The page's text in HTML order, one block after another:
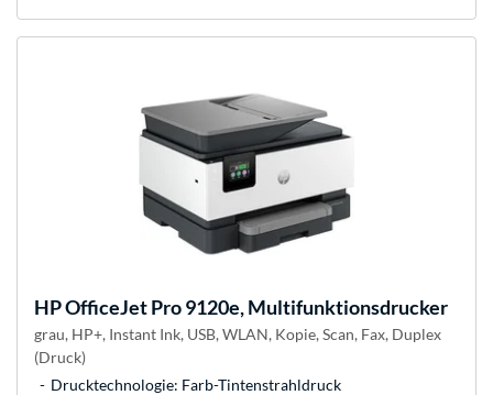
HPOfficeJet Pro 9120e, Multifunktionsdrucker
grau, HP+, Instant Ink, USB, WLAN, Kopie, Scan, Fax, Duplex
(Druck)
Drucktechnologie: Farb-Tintenstrahldruck